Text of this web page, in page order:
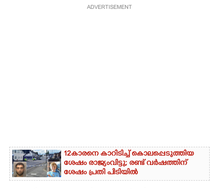
ADVERTISEMENT
12കാരനെ കാറിടിച്ച് കൊലപ്പെടുത്തിയ
ശേഷം രാജ്യംവിട്ടു; രണ്ട് വർഷത്തിന്
ശേഷം പ്രതി പിടിയിൽ